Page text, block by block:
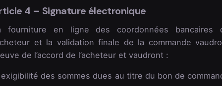
4 – Signature électronique
fourniture en ligne des coordonnées bancaires
et la validation finale de la commande
de l’accord de l’acheteur et vaudront :
des sommes dues au titre du bon de